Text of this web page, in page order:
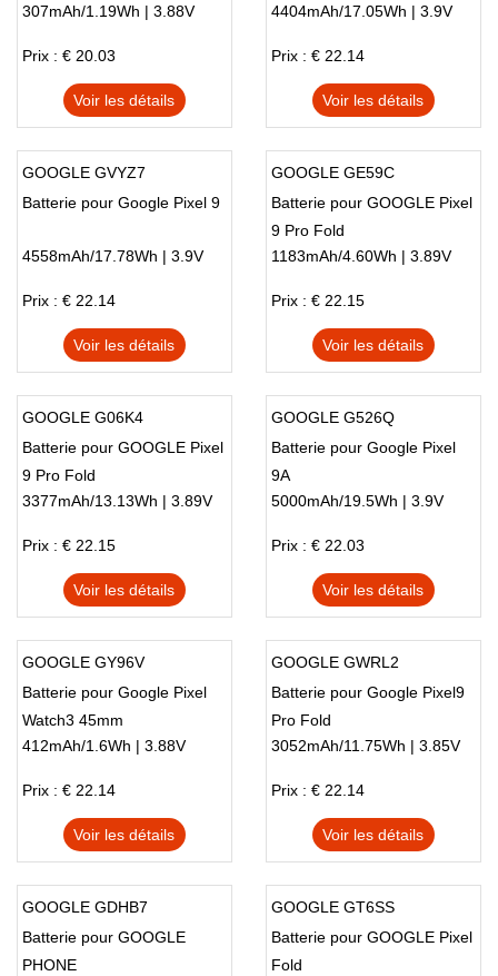
307mAh/1.19Wh | 3.88V
Prix : € 20.03
Voir les détails
4404mAh/17.05Wh | 3.9V
Prix : € 22.14
Voir les détails
GOOGLE GVYZ7
Batterie pour Google Pixel 9
4558mAh/17.78Wh | 3.9V
Prix : € 22.14
Voir les détails
GOOGLE GE59C
Batterie pour GOOGLE Pixel
9 Pro Fold
1183mAh/4.60Wh | 3.89V
Prix : € 22.15
Voir les détails
GOOGLE G06K4
Batterie pour GOOGLE Pixel
9 Pro Fold
3377mAh/13.13Wh | 3.89V
Prix : € 22.15
Voir les détails
GOOGLE G526Q
Batterie pour Google Pixel
9A
5000mAh/19.5Wh | 3.9V
Prix : € 22.03
Voir les détails
GOOGLE GY96V
Batterie pour Google Pixel
Watch3 45mm
412mAh/1.6Wh | 3.88V
Prix : € 22.14
Voir les détails
GOOGLE GWRL2
Batterie pour Google Pixel9
Pro Fold
3052mAh/11.75Wh | 3.85V
Prix : € 22.14
Voir les détails
GOOGLE GDHB7
Batterie pour GOOGLE
PHONE
GOOGLE GT6SS
Batterie pour GOOGLE Pixel
Fold